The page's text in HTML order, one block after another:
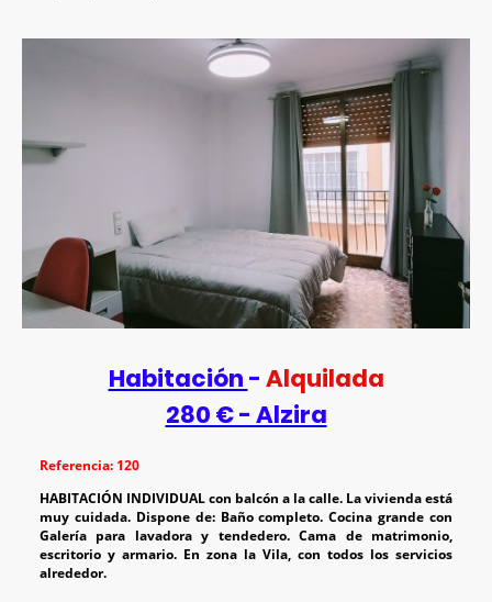
Habitación-Alquilada
280 € - Alzira
Referencia: 120
HABITACIÓN INDIVIDUAL con balcón a la calle. La vivienda está
muy cuidada. Dispone de: Baño completo. Cocina grande con
Galería para lavadora y tendedero. Cama de matrimonio,
escritorio y armario. En zona la Vila, con todos los servicios
alrededor.